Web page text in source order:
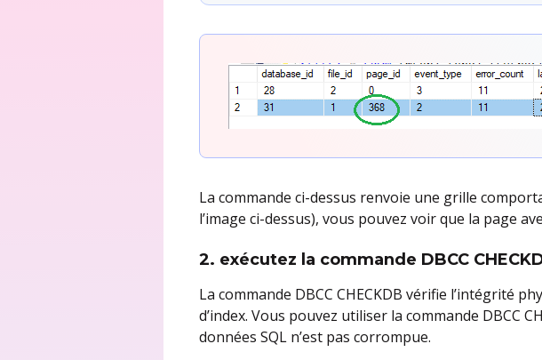
La commande ci-dessus renvoie une grille
l’image ci-dessus), vous pouvez voir que la page
2. exécutez la commande DBCC
La commande DBCC CHECKDB vérifie l’intégrité
d’index. Vous pouvez utiliser la commande DBCC
données SQL n’est pas corrompue.